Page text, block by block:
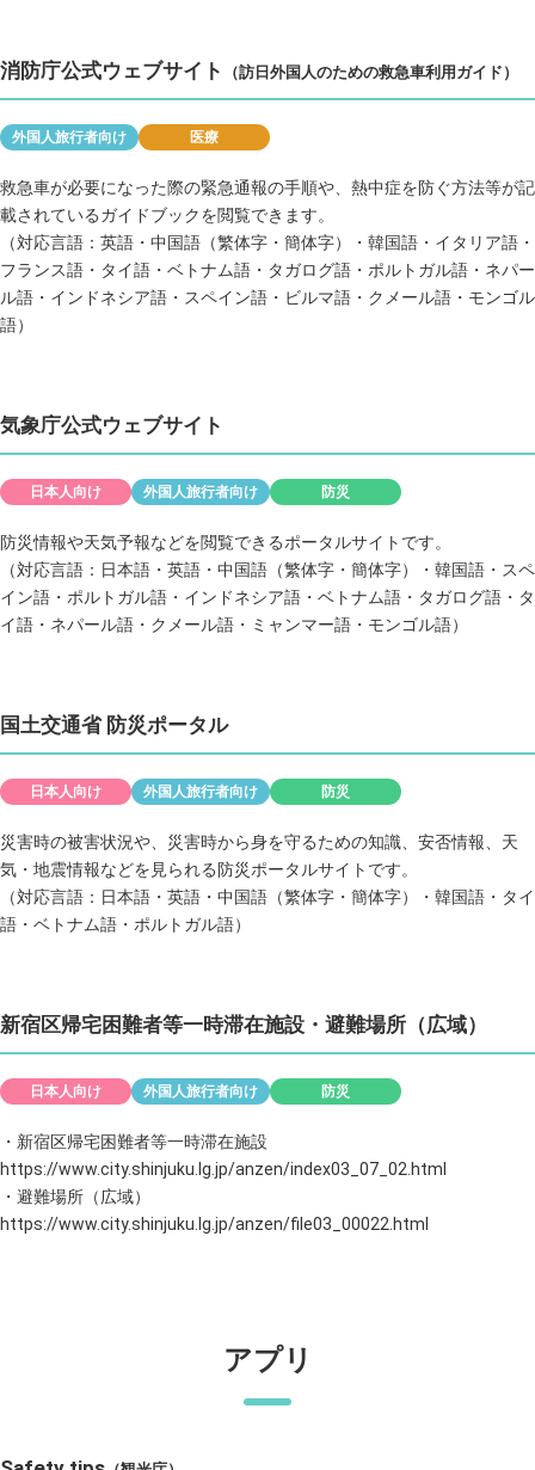
消防庁公式ウェブサイト （訪日外国人のための救急車利用ガイド）
外国人旅行者向け 医療
救急車が必要になった際の緊急通報の手順や、熱中症を防ぐ方法等が記
載されているガイドブックを閲覧できます。
（対応言語：英語・中国語（繁体字・簡体字）・韓国語・イタリア語・
フランス語・タイ語・ベトナム語・タガログ語・ポルトガル語・ネパー
ル語・インドネシア語・スペイン語・ビルマ語・クメール語・モンゴル
語）
気象庁公式ウェブサイト
日本人向け 外国人旅行者向け 防災
防災情報や天気予報などを閲覧できるポータルサイトです。
（対応言語：日本語・英語・中国語（繁体字・簡体字）・韓国語・スペ
イン語・ポルトガル語・インドネシア語・ベトナム語・タガログ語・タ
イ語・ネパール語・クメール語・ミャンマー語・モンゴル語）
国土交通省 防災ポータル
日本人向け 外国人旅行者向け 防災
災害時の被害状況や、災害時から身を守るための知識、安否情報、天
気・地震情報などを見られる防災ポータルサイトです。
（対応言語：日本語・英語・中国語（繁体字・簡体字）・韓国語・タイ
語・ベトナム語・ポルトガル語）
新宿区帰宅困難者等一時滞在施設・避難場所（広域）
日本人向け 外国人旅行者向け 防災
・新宿区帰宅困難者等一時滞在施設
https://www.city.shinjuku.lg.jp/anzen/index03_07_02.html
・避難場所（広域）
https://www.city.shinjuku.lg.jp/anzen/file03_00022.html
アプリ